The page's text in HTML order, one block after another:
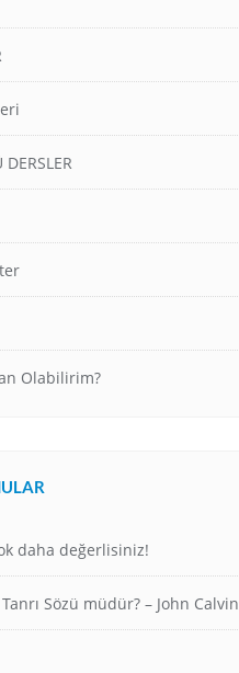
Olabilirim?
daha değerlisiniz!
Sözü müdür? – John Calvin